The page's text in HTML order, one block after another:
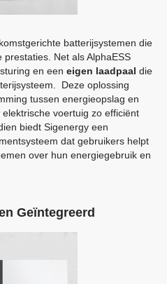
batterijsystemen die
Net als AlphaESS
en een eigen laadpaal die
Deze oplossing
tussen energieopslag en
voertuig zo efficiënt
biedt Sigenergy een
dat gebruikers helpt
over hun energiegebruik en
Geïntegreerd